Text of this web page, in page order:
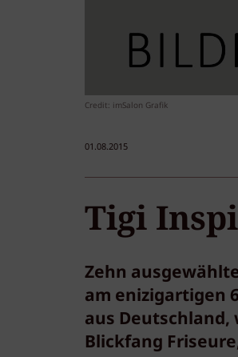
Credit: imSalon Grafik
01.08.2015
Tigi
Zehn
am enizigartigen
aus
Blickfang